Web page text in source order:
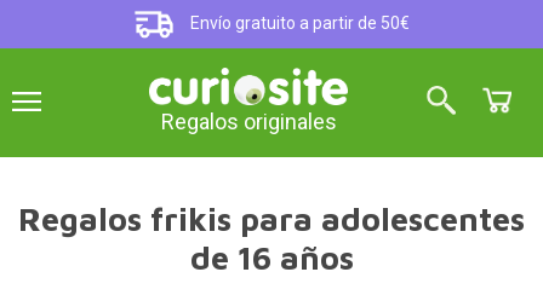
Envío gratuito a partir de 50€
Regalos originales
Regalos frikis para adolescentes
de 16 años